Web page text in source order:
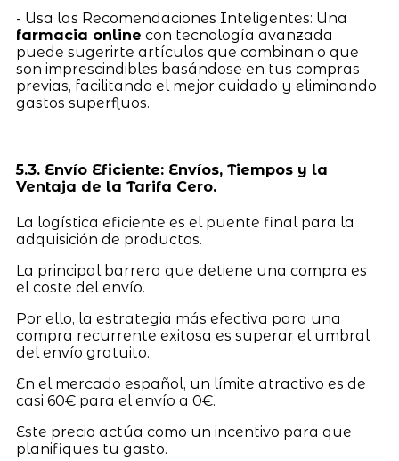
- Usa las Recomendaciones Inteligentes: Una
farmacia online con tecnología avanzada
puede sugerirte artículos que combinan o que
son imprescindibles basándose en tus compras
previas, facilitando el mejor cuidado y eliminando
gastos superfluos.
5.3. Envío Eficiente: Envíos, Tiempos y la
Ventaja de la Tarifa Cero.
La logística eficiente es el puente final para la
adquisición de productos.
La principal barrera que detiene una compra es
el coste del envío.
Por ello, la estrategia más efectiva para una
compra recurrente exitosa es superar el umbral
del envío gratuito.
En el mercado español, un límite atractivo es de
casi 60€ para el envío a 0€.
Este precio actúa como un incentivo para que
planifiques tu gasto.